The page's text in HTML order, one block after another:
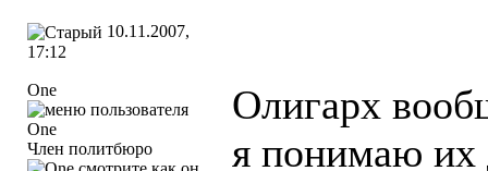
10.11.2007,
17:12
One
Член политбюро
Олигарх
я понимаю их